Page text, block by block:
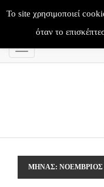
Menu
ΜΉΝΑΣ: ΝΟΈΜΒΡΙΟΣ
To site χρησιμοποιεί
όταν το